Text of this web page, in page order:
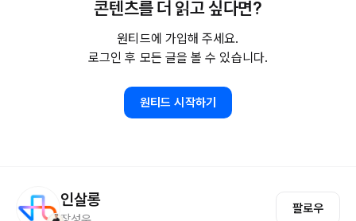
실패한 경험을 물을 것인가, 성공한 경험을 물
콘텐츠를 더 읽고 싶다면?
원티드에 가입해 주세요.
로그인 후 모든 글을 볼 수 있습니다.
원티드 시작하기
인살롱 팔로우